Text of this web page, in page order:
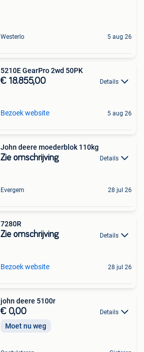
Westerlo 5 aug 26
5210E GearPro 2wd 50PK
€ 18.855,00 Details
Bezoek website 5 aug 26
John deere moederblok 110kg
Zie omschrijving Details
Evergem 28 jul 26
7280R
Zie omschrijving Details
Bezoek website 28 jul 26
john deere 5100r
€ 0,00 Details
Moet nu weg